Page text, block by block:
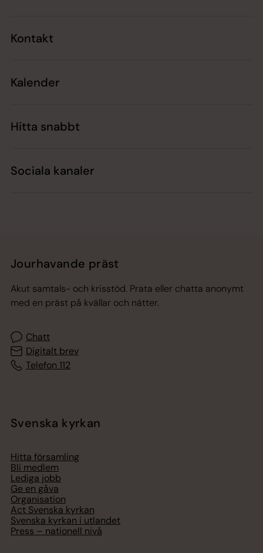
Kontakt
Kalender
Hitta snabbt
Sociala kanaler
Jourhavande präst
Akut samtals- och krisstöd. Prata eller chatta anonymt
med en präst på kvällar och nätter.
Chatt
Digitalt brev
Telefon 112
Svenska kyrkan
Hitta församling
Bli medlem
Lediga jobb
Ge en gåva
Organisation
Act Svenska kyrkan
Svenska kyrkan i utlandet
Press – nationell nivå